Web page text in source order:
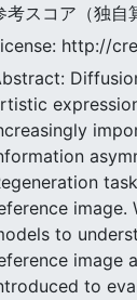
考スコア（独
http://
image.
to
image
to